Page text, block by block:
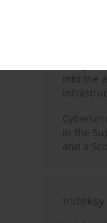
into the
in the
and a
Indeksy